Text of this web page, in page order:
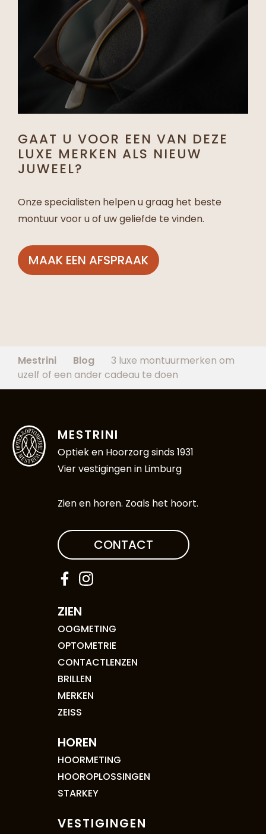
GAAT U VOOR EEN VAN DEZE
LUXE MERKEN ALS NIEUW
JUWEEL?
Onze specialisten helpen u graag het beste
montuur voor u of uw geliefde te vinden.
MAAK EEN AFSPRAAK
Mestrini Blog
3 luxe montuurmerken om
uzelf of een ander cadeau te doen
MESTRINI
Optiek en Hoorzorg sinds 1931
Vier vestigingen in Limburg
Zien en horen. Zoals het hoort.
CONTACT
ZIEN
OOGMETING
OPTOMETRIE
CONTACTLENZEN
BRILLEN
MERKEN
ZEISS
HOREN
HOORMETING
HOOROPLOSSINGEN
STARKEY
VESTIGINGEN